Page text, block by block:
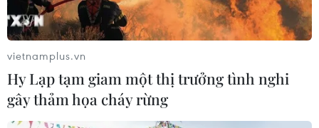
vietnamplus.vn
Hy Lạp tạm giam một thị trưởng tình nghi
gây thảm họa cháy rừng